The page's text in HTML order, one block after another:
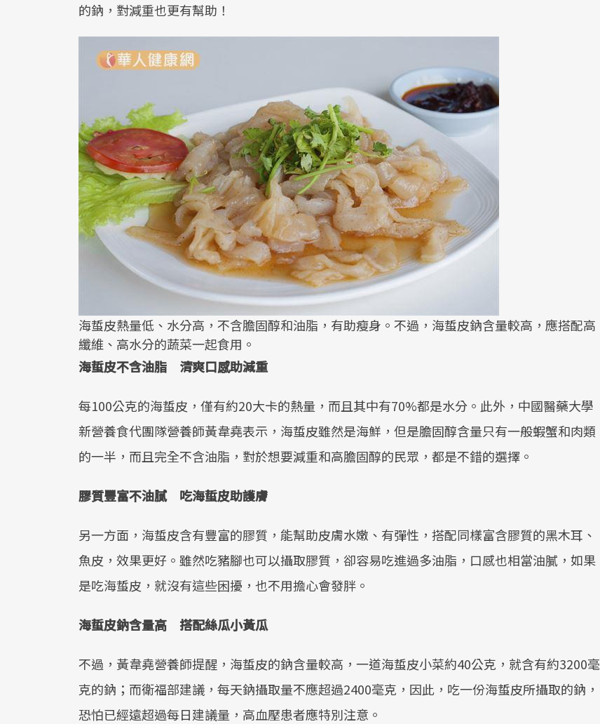
的鈉，對減重也更有幫助！
海蜇皮熱量低、水分高，不含膽固醇和油脂，有助瘦身。不過，海蜇皮鈉含量較高，應搭配高
纖維、高水分的蔬菜一起食用。
海蜇皮不含油脂 清爽口感助減重
每100公克的海蜇皮，僅有約20大卡的熱量，而且其中有70%都是水分。此外，中國醫藥大學
新營養食代團隊營養師黃韋堯表示，海蜇皮雖然是海鮮，但是膽固醇含量只有一般蝦蟹和肉類
的一半，而且完全不含油脂，對於想要減重和高膽固醇的民眾，都是不錯的選擇。
膠質豐富不油膩 吃海蜇皮助護膚
另一方面，海蜇皮含有豐富的膠質，能幫助皮膚水嫩、有彈性，搭配同樣富含膠質的黑木耳、
魚皮，效果更好。雖然吃豬腳也可以攝取膠質，卻容易吃進過多油脂，口感也相當油膩，如果
是吃海蜇皮，就沒有這些困擾，也不用擔心會發胖。
海蜇皮鈉含量高 搭配絲瓜小黃瓜
不過，黃韋堯營養師提醒，海蜇皮的鈉含量較高，一道海蜇皮小菜約40公克，就含有約3200毫
克的鈉；而衛福部建議，每天鈉攝取量不應超過2400毫克，因此，吃一份海蜇皮所攝取的鈉，
恐怕已經遠超過每日建議量，高血壓患者應特別注意。
療院所的服務，更是民眾了解自身健康
前往專題
前往專題
前往專題